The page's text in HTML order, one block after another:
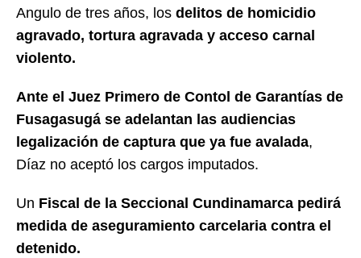
Angulo de tres años, los delitos de homicidio
agravado, tortura agravada y acceso carnal
violento.
Ante el Juez Primero de Contol de Garantías de
Fusagasugá se adelantan las audiencias
legalización de captura que ya fue avalada,
Díaz no aceptó los cargos imputados.
Un Fiscal de la Seccional Cundinamarca pedirá
medida de aseguramiento carcelaria contra el
detenido.